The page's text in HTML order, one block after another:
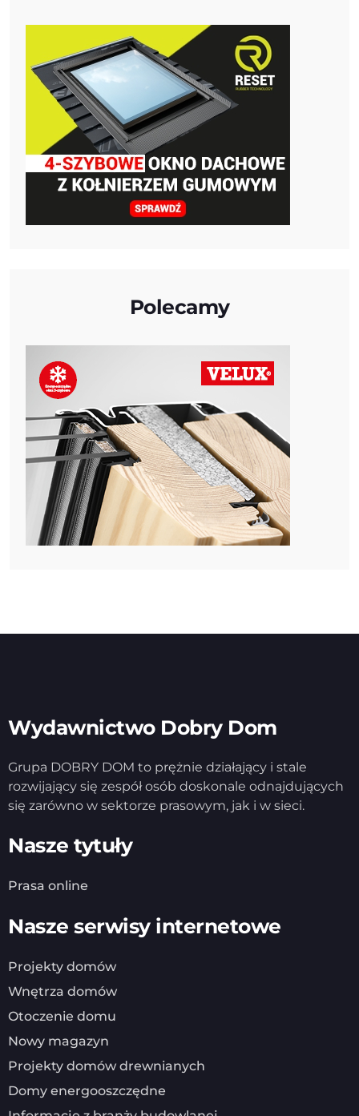
Polecamy
Wydawnictwo Dobry Dom
Grupa DOBRY DOM to prężnie działający i stale
rozwijający się zespół osób doskonale odnajdujących
się zarówno w sektorze prasowym, jak i w sieci.
Nasze tytuły
Prasa online
Nasze serwisy internetowe
Projekty domów
Wnętrza domów
Otoczenie domu
Nowy magazyn
Projekty domów drewnianych
Domy energooszczędne